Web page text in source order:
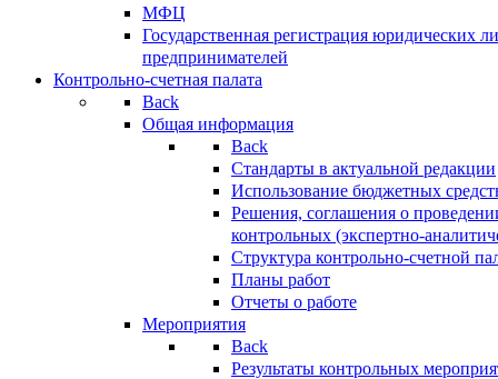
МФЦ
Государственная регистрация юридических
предпринимателей
Контрольно-счетная палата
Back
Общая информация
Back
Стандарты в актуальной редакции
Использование бюджетных
Решения, соглашения о
контрольных (экспертно-
Структура контрольно-счетной
Планы работ
Отчеты о работе
Мероприятия
Back
Результаты контрольных